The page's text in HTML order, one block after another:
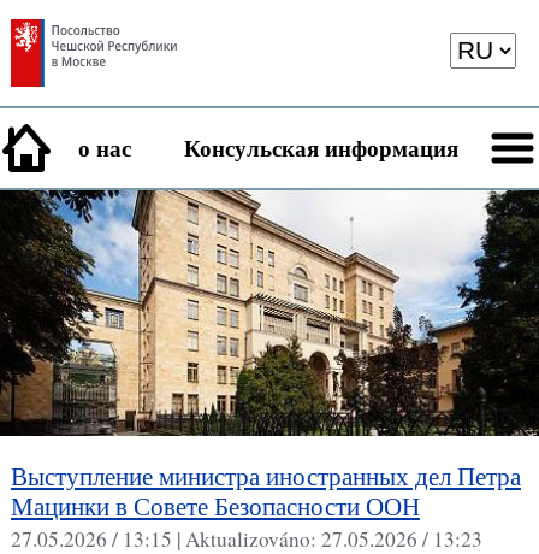
о нас Консульская информация
Выступление министра иностранных дел Петра
Мацинки в Совете Безопасности ООН
27.05.2026 / 13:15 |Aktualizováno: 27.05.2026 / 13:23